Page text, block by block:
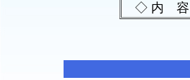
◇ 内 容